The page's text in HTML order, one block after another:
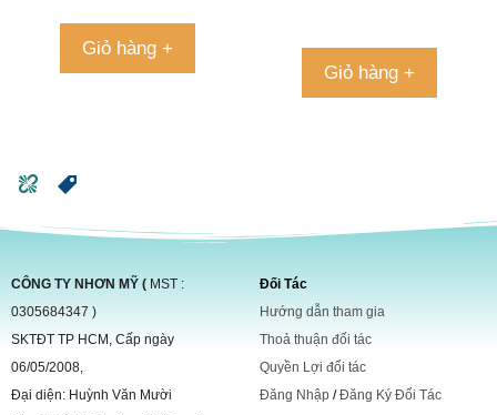
Giỏ hàng +
Giỏ hàng +
CÔNG TY NHƠN MỸ ( MST :
0305684347 )
SKTĐT TP HCM, Cấp ngày
06/05/2008,
Đại diện: Huỳnh Văn Mười
Đối Tác
Hướng dẫn tham gia
Thoả thuận đối tác
Quyền Lợi đối tác
Đăng Nhập /Đăng Ký Đối Tác